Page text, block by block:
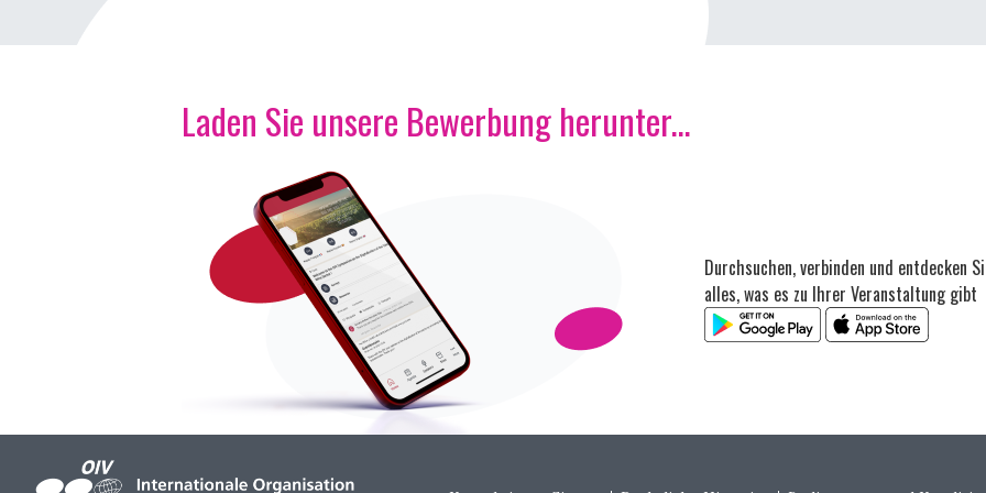
Laden Sie unsere Bewerbung herunter...
Durchsuchen, verbinden und entdecken
alles, was es zu Ihrer Veranstaltung gibt